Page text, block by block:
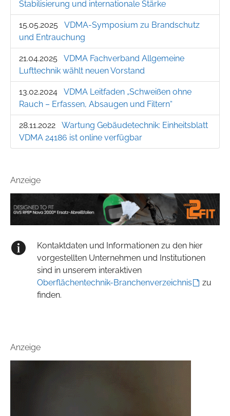
Stabilisierung und internationale Stärke
15.05.2025
VDMA-Symposium zu Brandschutz
und Entrauchung
21.04.2025
VDMA Fachverband Allgemeine
Lufttechnik wählt neuen Vorstand
13.02.2024
VDMA Leitfaden „Schweißen ohne
Rauch – Erfassen, Absaugen und Filtern“
28.11.2022
Wartung Gebäudetechnik: Einheitsblatt
VDMA 24186 ist online verfügbar
Anzeige
Kontaktdaten und Informationen zu den hier
vorgestellten Unternehmen und Institutionen
sind in unserem interaktiven
Oberflächentechnik-Branchenverzeichnis
zu
finden.
Anzeige